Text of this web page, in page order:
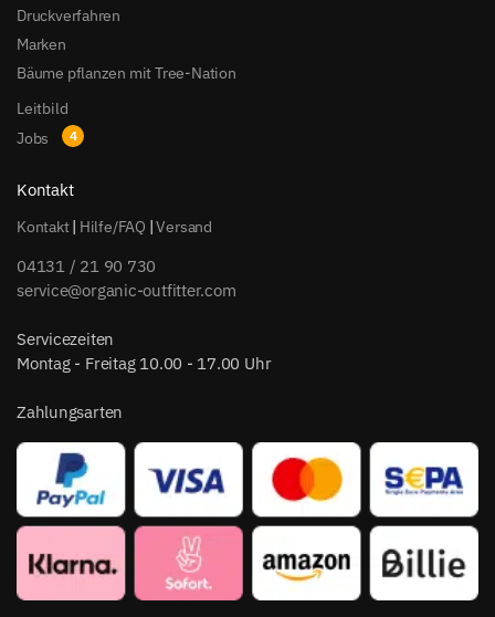
Druckverfahren
Marken
Bäume pflanzen mit Tree-Nation
Leitbild
Jobs
Kontakt
Kontakt| Hilfe/FAQ |Versand
04131 / 21 90 730
service@organic-outfitter.com
Servicezeiten
Montag - Freitag 10.00 - 17.00 Uhr
Zahlungsarten